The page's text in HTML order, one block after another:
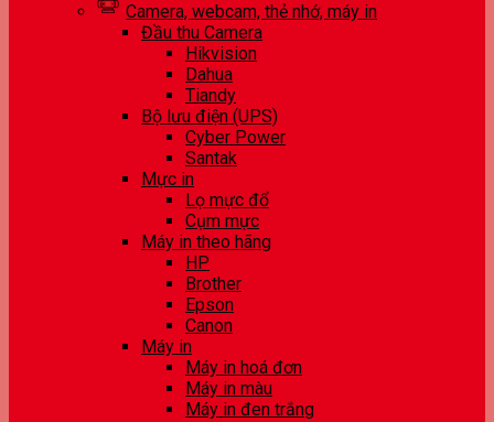
Camera, webcam, thẻ nhớ, máy in
Đầu thu Camera
Hikvision
Dahua
Tiandy
Bộ lưu điện (UPS)
Cyber Power
Santak
Mực in
Lọ mực đổ
Cụm mực
Máy in theo hãng
HP
Brother
Epson
Canon
Máy in
Máy in hoá đơn
Máy in màu
Máy in đen trắng